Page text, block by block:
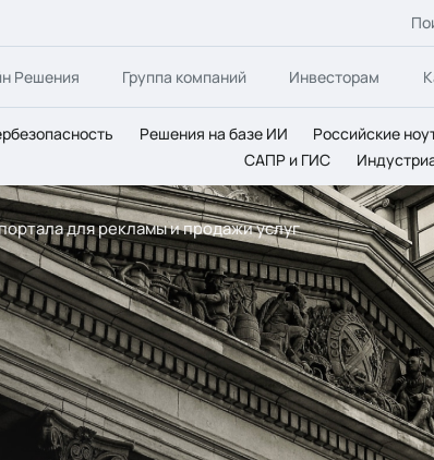
Решения Группа компаний Инвесторам
Решения на базе ИИ Российские
САПР и ГИС
для рекламы и продажи услуг